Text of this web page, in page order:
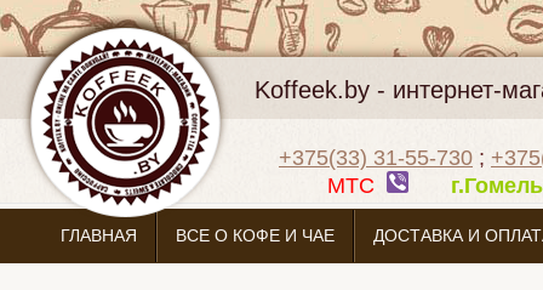
Koffeek.by - интернет-
+375(33) 31-55-730 ;
МТС
ГЛАВНАЯ ВСЕ О КОФЕ И ЧАЕ ДОСТАВКА И